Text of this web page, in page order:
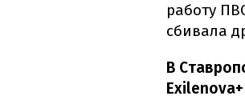
работу
сбивала
В
Exilenova+